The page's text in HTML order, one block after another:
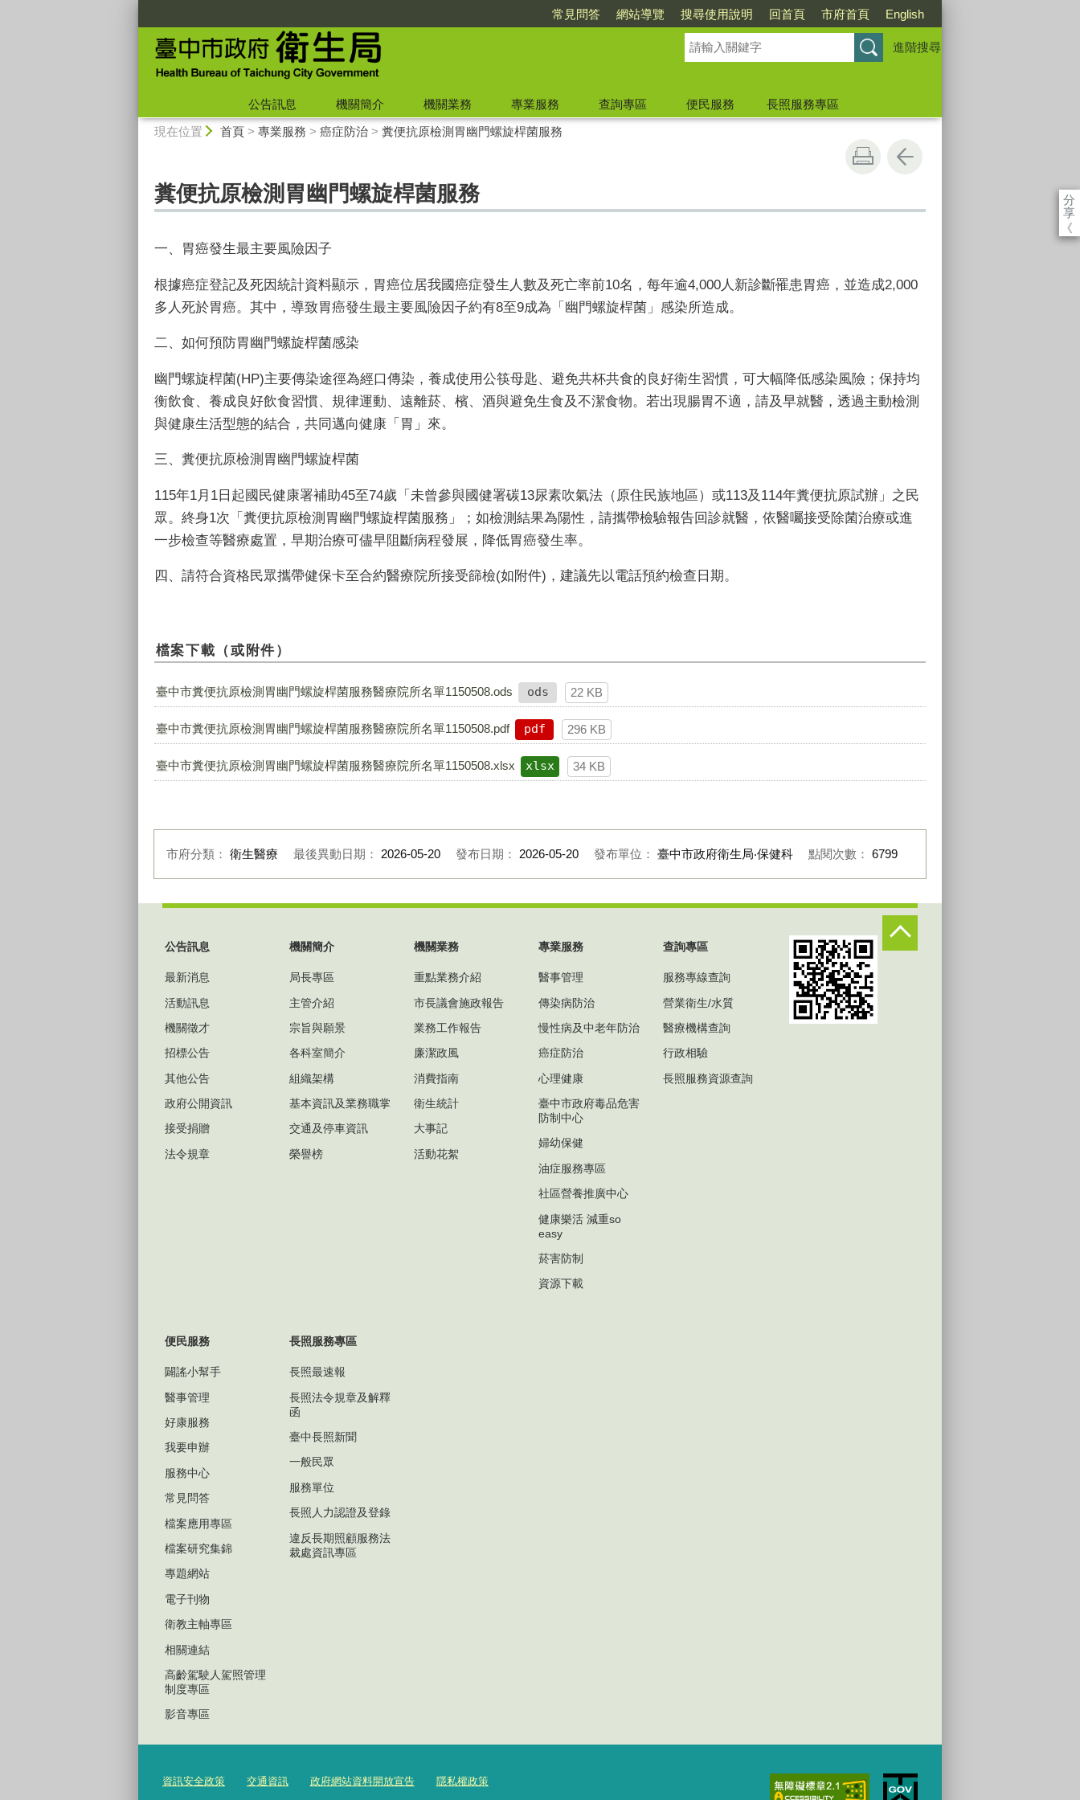
常見問答 網站導覽 搜尋使用說明 回首頁 市府首頁 English
進階搜尋
公告訊息 機關簡介 機關業務 專業服務 查詢專區 便民服務
長照服務專區
現在位置 首頁> 專業服務 > 癌症防治> 糞便抗原檢測胃幽門螺旋桿菌服務
分
享
《
糞便抗原檢測胃幽門螺旋桿菌服務
一、胃癌發生最主要風險因子
根據癌症登記及死因統計資料顯示，胃癌位居我國癌症發生人數及死亡率前10名，每年逾4,000 人新診斷罹患胃癌，並造成2,000
多人死於胃癌。其中，導致胃癌發生最主要風險因子約有8至9成為「幽門螺旋桿菌」感染所造成。
二、如何預防胃幽門螺旋桿菌感染
幽門螺旋桿菌(HP)主要傳染途徑為經口傳染，養成使用公筷母匙、避免共杯共食的良好衛生習慣，可大幅降低感染風險；保持均
衡飲食、養成良好飲食習慣、規律運動、遠離菸、檳、酒與避免生食及不潔食物。若出現腸胃不適，請及早就醫，透過主動檢測
與健康生活型態的結合，共同邁向健康「胃」來。
三、糞便抗原檢測胃幽門螺旋桿菌
115年1 月 1 日起國民健康署補助45至74歲「未曾參與國健署碳13尿素吹氣法（原住民族地區）或113及 114年糞便抗原試辦」之民
眾。終身1 次「糞便抗原檢測胃幽門螺旋桿菌服務」；如檢測結果為陽性，請攜帶檢驗報告回診就醫，依醫囑接受除菌治療或進
一步檢查等醫療處置，早期治療可儘早阻斷病程發展，降低胃癌發生率。
四、請符合資格民眾攜帶健保卡至合約醫療院所接受篩檢(如附件) ，建議先以電話預約檢查日期。
檔案下載（或附件）
臺中市糞便抗原檢測胃幽門螺旋桿菌服務醫療院所名單1150508.ods ods 22 KB
臺中市糞便抗原檢測胃幽門螺旋桿菌服務醫療院所名單1150508.pdf pdf 296 KB
臺中市糞便抗原檢測胃幽門螺旋桿菌服務醫療院所名單1150508.xlsx xlsx 34 KB
市府分類： 衛生醫療 最後異動日期： 2026-05-20 發布日期： 2026-05-20 發布單位： 臺中市政府衛生局‧保健科 點閱次數： 6799
公告訊息
最新消息
活動訊息
機關徵才
招標公告
其他公告
政府公開資訊
接受捐贈
法令規章
機關簡介
局長專區
主管介紹
宗旨與願景
各科室簡介
組織架構
基本資訊及業務職掌
交通及停車資訊
榮譽榜
機關業務
重點業務介紹
市長議會施政報告
業務工作報告
廉潔政風
消費指南
衛生統計
大事記
活動花絮
專業服務
醫事管理
傳染病防治
慢性病及中老年防治
癌症防治
心理健康
臺中市政府毒品危害
防制中心
婦幼保健
油症服務專區
社區營養推廣中心
健康樂活 減重so
easy
菸害防制
資源下載
查詢專區
服務專線查詢
營業衛生/水質
醫療機構查詢
行政相驗
長照服務資源查詢
便民服務
闢謠小幫手
醫事管理
好康服務
我要申辦
服務中心
常見問答
檔案應用專區
檔案研究集錦
專題網站
電子刊物
衛教主軸專區
相關連結
高齡駕駛人駕照管理
制度專區
影音專區
長照服務專區
長照最速報
長照法令規章及解釋
函
臺中長照新聞
一般民眾
服務單位
長照人力認證及登錄
違反長期照顧服務法
裁處資訊專區
資訊安全政策 交通資訊 政府網站資料開放宣告 隱私權政策